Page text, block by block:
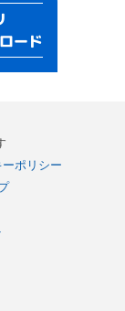
ーポリシー